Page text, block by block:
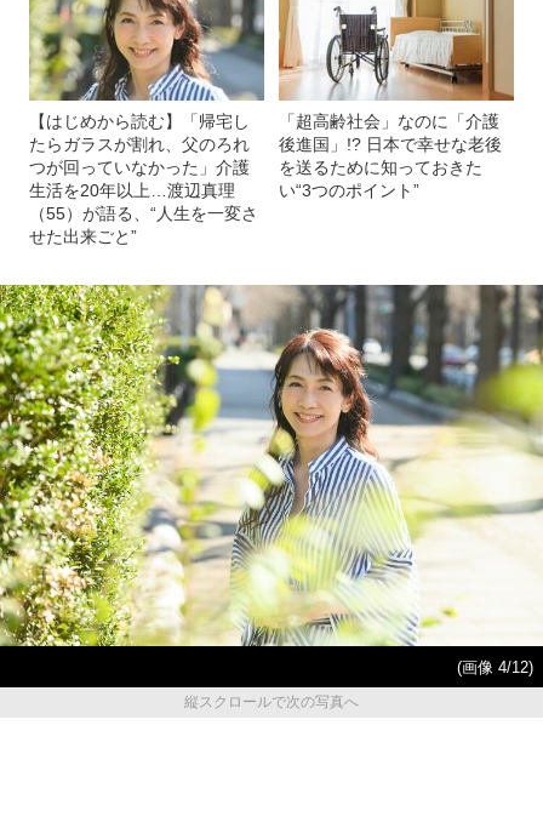
【はじめから読む】「帰宅し
たらガラスが割れ、父のろれ
つが回っていなかった」介護
生活を20年以上…渡辺真理
（55）が語る、“人生を一変さ
せた出来ごと”
「超高齢社会」なのに「介護
後進国」!? 日本で幸せな老後
を送るために知っておきた
い“3つのポイント”
(画像 4/12)
縦スクロールで次の写真へ